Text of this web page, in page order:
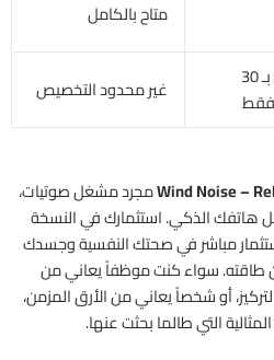
متاح بالكامل
محدود بـ 30
غير محدود التخصيص
Wind Noise –مجرد مشغل صوتيات،
هاتفك الذكي. استثمارك في النسخة
مباشر في صحتك النفسية وجسدك
طاقته. سواء كنت موظفاً يعاني من
أو شخصاً يعاني من الأرق المزمن،
التي طالما بحثت عنها.